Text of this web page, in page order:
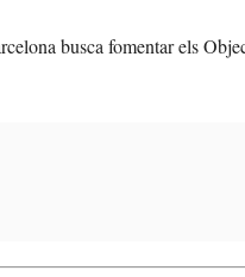
busca fomentar els